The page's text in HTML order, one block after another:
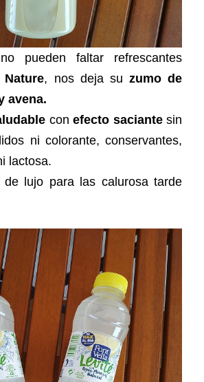
pueden faltar refrescantes
Nature, nos deja su zumo de
avena.
con efecto saciantesin
ni colorante, conservantes,
lactosa.
de lujo para las calurosa tarde